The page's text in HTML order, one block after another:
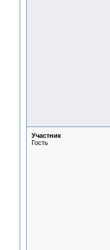
Участник
Гость